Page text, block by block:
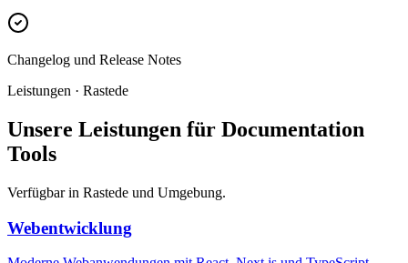
Changelog und Release Notes
Leistungen · Rastede
Unsere Leistungen für Documentation
Tools
Verfügbar in Rastede und Umgebung.
Webentwicklung